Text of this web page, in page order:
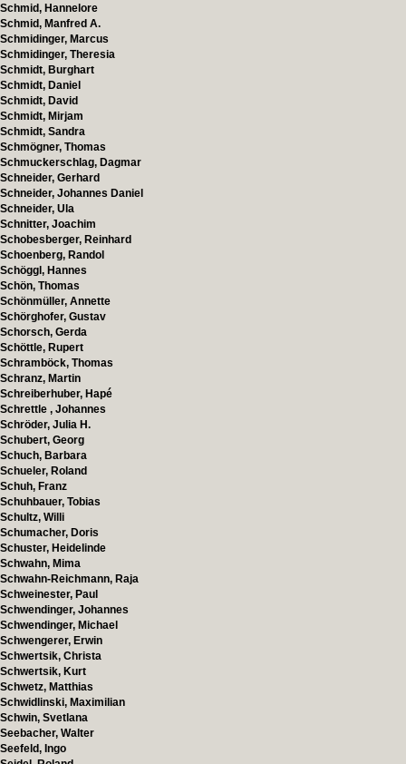
Schmid, Hannelore
Schmid, Manfred A.
Schmidinger, Marcus
Schmidinger, Theresia
Schmidt, Burghart
Schmidt, Daniel
Schmidt, David
Schmidt, Mirjam
Schmidt, Sandra
Schmögner, Thomas
Schmuckerschlag, Dagmar
Schneider, Gerhard
Schneider, Johannes Daniel
Schneider, Ula
Schnitter, Joachim
Schobesberger, Reinhard
Schoenberg, Randol
Schöggl, Hannes
Schön, Thomas
Schönmüller, Annette
Schörghofer, Gustav
Schorsch, Gerda
Schöttle, Rupert
Schramböck, Thomas
Schranz, Martin
Schreiberhuber, Hapé
Schrettle , Johannes
Schröder, Julia H.
Schubert, Georg
Schuch, Barbara
Schueler, Roland
Schuh, Franz
Schuhbauer, Tobias
Schultz, Willi
Schumacher, Doris
Schuster, Heidelinde
Schwahn, Mima
Schwahn-Reichmann, Raja
Schweinester, Paul
Schwendinger, Johannes
Schwendinger, Michael
Schwengerer, Erwin
Schwertsik, Christa
Schwertsik, Kurt
Schwetz, Matthias
Schwidlinski, Maximilian
Schwin, Svetlana
Seebacher, Walter
Seefeld, Ingo